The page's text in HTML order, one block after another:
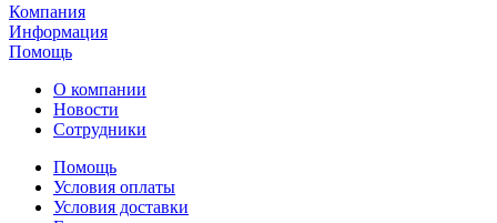
Компания
Информация
Помощь
О компании
Новости
Сотрудники
Помощь
Условия оплаты
Условия доставки